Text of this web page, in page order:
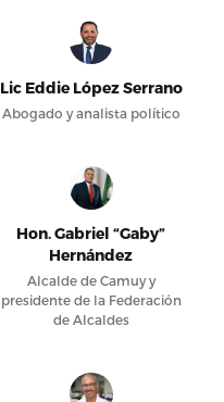
Lic Eddie López Serrano
Abogado y analista político
Hon. Gabriel “Gaby”
Hernández
Alcalde de Camuy y
presidente de la Federación
de Alcaldes